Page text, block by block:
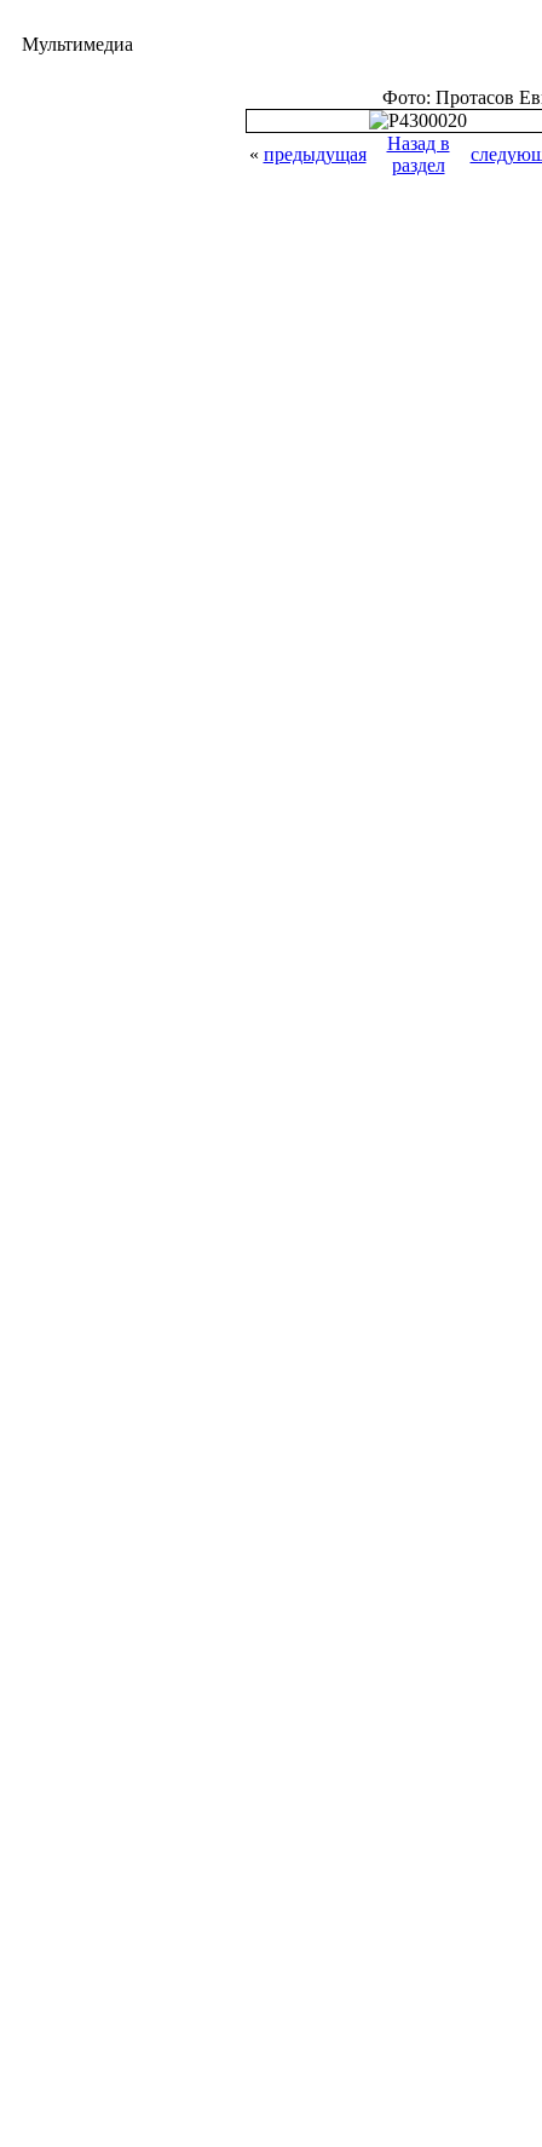
Мультимедиа
Фото: Протасов
« предыдущая
Назад в
раздел